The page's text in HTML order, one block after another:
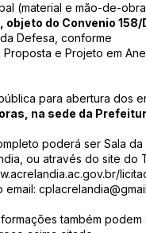
(material e mão-de-
objeto do Convenio
Defesa, conforme
e Projeto em
para abertura dos
na sede da
poderá ser Sala
ou através do site do
email:
também